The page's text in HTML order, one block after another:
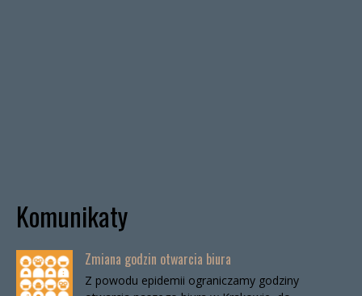
Komunikaty
Zmiana godzin otwarcia biura
Z powodu epidemii ograniczamy godziny